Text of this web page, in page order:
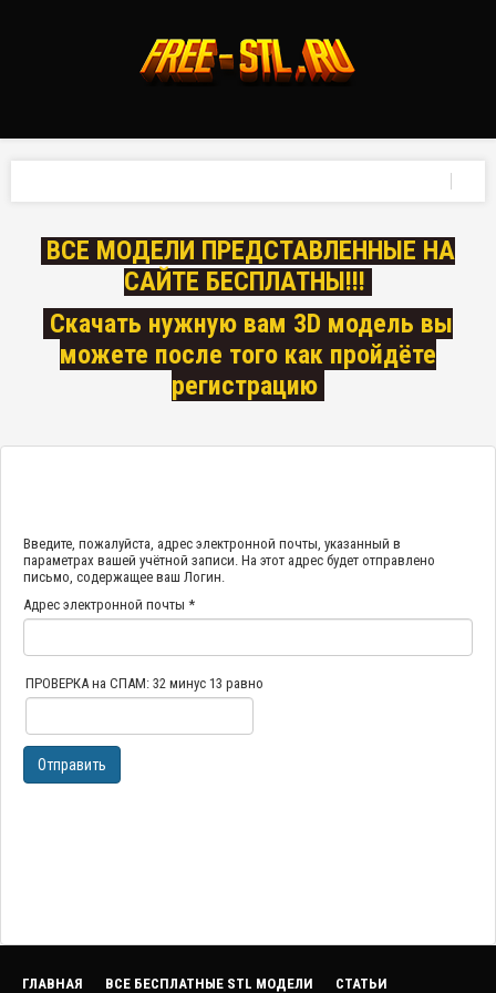
ВСЕ МОДЕЛИ ПРЕДСТАВЛЕННЫЕ НА
САЙТЕ БЕСПЛАТНЫ!!!
Скачать нужную вам 3D модель вы
можете после того как пройдёте
регистрацию
Введите, пожалуйста, адрес электронной почты, указанный в
параметрах вашей учётной записи. На этот адрес будет отправлено
письмо, содержащее ваш Логин.
Адрес электронной почты *
ПРОВЕРКА на СПАМ: 32 минус 13 равно
Отправить
ГЛАВНАЯ ВСЕ БЕСПЛАТНЫЕ STL МОДЕЛИ СТАТЬИ